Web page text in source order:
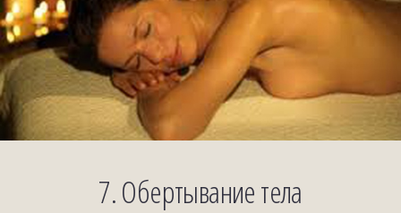
7. Обертывание тела